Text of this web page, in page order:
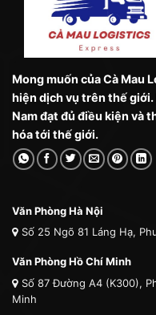
Mong muốn của Cà Mau
hiện dịch vụ trên thế giới.
Nam đạt đủ điều kiện và
hóa tới thế giới.
Văn Phòng Hà Nội
Số 25 Ngõ 81 Láng Hạ,
Văn Phòng Hồ Chí Minh
Số 87 Đường A4 (K300),
Minh